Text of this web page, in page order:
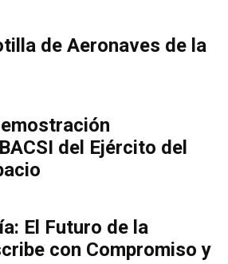
de Aeronaves de la
del Ejército del
El Futuro de la
con Compromiso y